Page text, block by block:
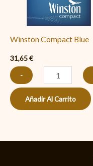
Winston Compact Blue
31,65€
-
Añadir Al Carrito